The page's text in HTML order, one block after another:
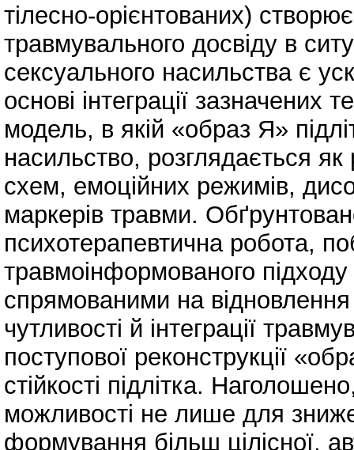
тілесно-орієнтованих)
травмувального досвіду в
сексуального насильства є
основі інтеграції
модель, в якій «образ Я»
насильство, розглядається як
схем, емоційних режимів,
маркерів травми.
психотерапевтична робота,
травмоінформованого
спрямованими на відновлення
чутливості й інтеграції
поступової реконструкції
стійкості підлітка.
можливості не лише для
формування більш цілісної,